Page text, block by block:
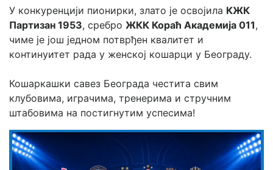
У конкуренцији пионирки, злато је освојила КЖК
Партизан 1953, сребро ЖКК Кораћ Академија 011,
чиме је још једном потврђен квалитет и
континуитет рада у женској кошарци у Београду.
Кошаркашки савез Београда честита свим
клубовима, играчима, тренерима и стручним
штабовима на постигнутим успесима!